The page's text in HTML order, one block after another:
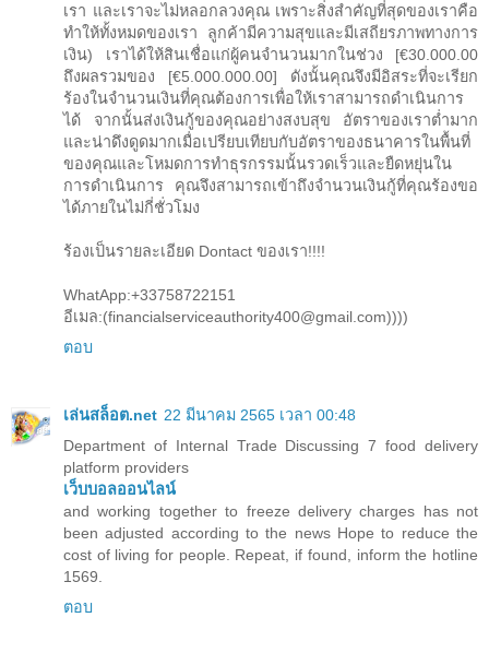
เรา และเราจะไม่หลอกลวงคุณ เพราะสิ่งสำคัญที่สุดของเราคือ
ทำให้ทั้งหมดของเรา ลูกค้ามีความสุขและมีเสถียรภาพทางการ
เงิน) เราได้ให้สินเชื่อแก่ผู้คนจำนวนมากในช่วง [€30.000.00
ถึงผลรวมของ [€5.000.000.00] ดังนั้นคุณจึงมีอิสระที่จะเรียก
ร้องในจำนวนเงินที่คุณต้องการเพื่อให้เราสามารถดำเนินการ
ได้ จากนั้นส่งเงินกู้ของคุณอย่างสงบสุข อัตราของเราต่ำมาก
และน่าดึงดูดมากเมื่อเปรียบเทียบกับอัตราของธนาคารในพื้นที่
ของคุณและโหมดการทำธุรกรรมนั้นรวดเร็วและยืดหยุ่นใน
การดำเนินการ คุณจึงสามารถเข้าถึงจำนวนเงินกู้ที่คุณร้องขอ
ได้ภายในไม่กี่ชั่วโมง
ร้องเป็นรายละเอียด Dontact ของเรา!!!!
WhatApp:+33758722151
อีเมล:(financialserviceauthority400@gmail.com))))
ตอบ
เล่นสล็อต.net 22 มีนาคม 2565 เวลา 00:48
Department of Internal Trade Discussing 7 food delivery
platform providers
เว็บบอลออนไลน์
and working together to freeze delivery charges has not
been adjusted according to the news Hope to reduce the
cost of living for people. Repeat, if found, inform the hotline
1569.
ตอบ